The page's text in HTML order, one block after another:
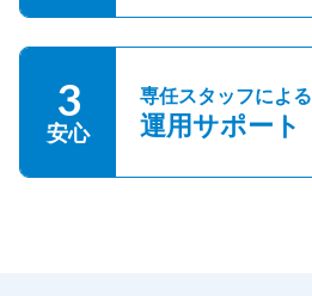
3
安心
専任スタッフによる
運用サポート